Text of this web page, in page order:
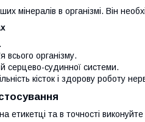
мінералів в організмі. Він
організму.
серцево-судинної системи.
кісток і здорову роботу
етикетці та в точності